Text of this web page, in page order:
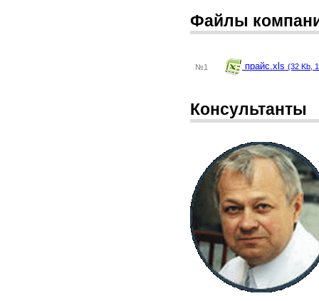
Файлы
№1 прайс.xls (32 Kb,
Консультанты